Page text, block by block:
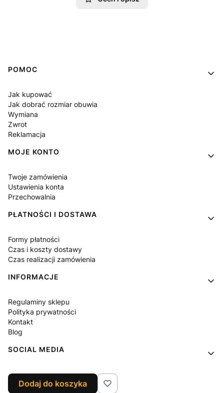
Linki w stopce
POMOC
Jak kupować
Jak dobrać rozmiar obuwia
Wymiana
Zwrot
Reklamacja
MOJE KONTO
Twoje zamówienia
Ustawienia konta
Przechowalnia
PŁATNOŚCI I DOSTAWA
Formy płatności
Czas i koszty dostawy
Czas realizacji zamówienia
INFORMACJE
Regulaminy sklepu
Polityka prywatności
Kontakt
Blog
SOCIAL MEDIA
Facebook
Instagram
Dodaj do koszyka